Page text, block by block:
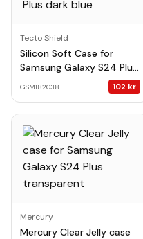
Tecto Shield
Silicon Soft Case for
Samsung Galaxy S24 Plus
GSM182038 102 kr
Mercury
Mercury Clear Jelly case